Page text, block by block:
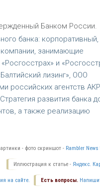
Банком России.
банка: корпоративный,
компании, занимающие
и
лизинг», ООО
российских агентств
развития банка
а также реализацию
- фото скриншот - Rambler News
Иллюстрация к статье - Яндекс.
Есть вопросы.
на сайте.